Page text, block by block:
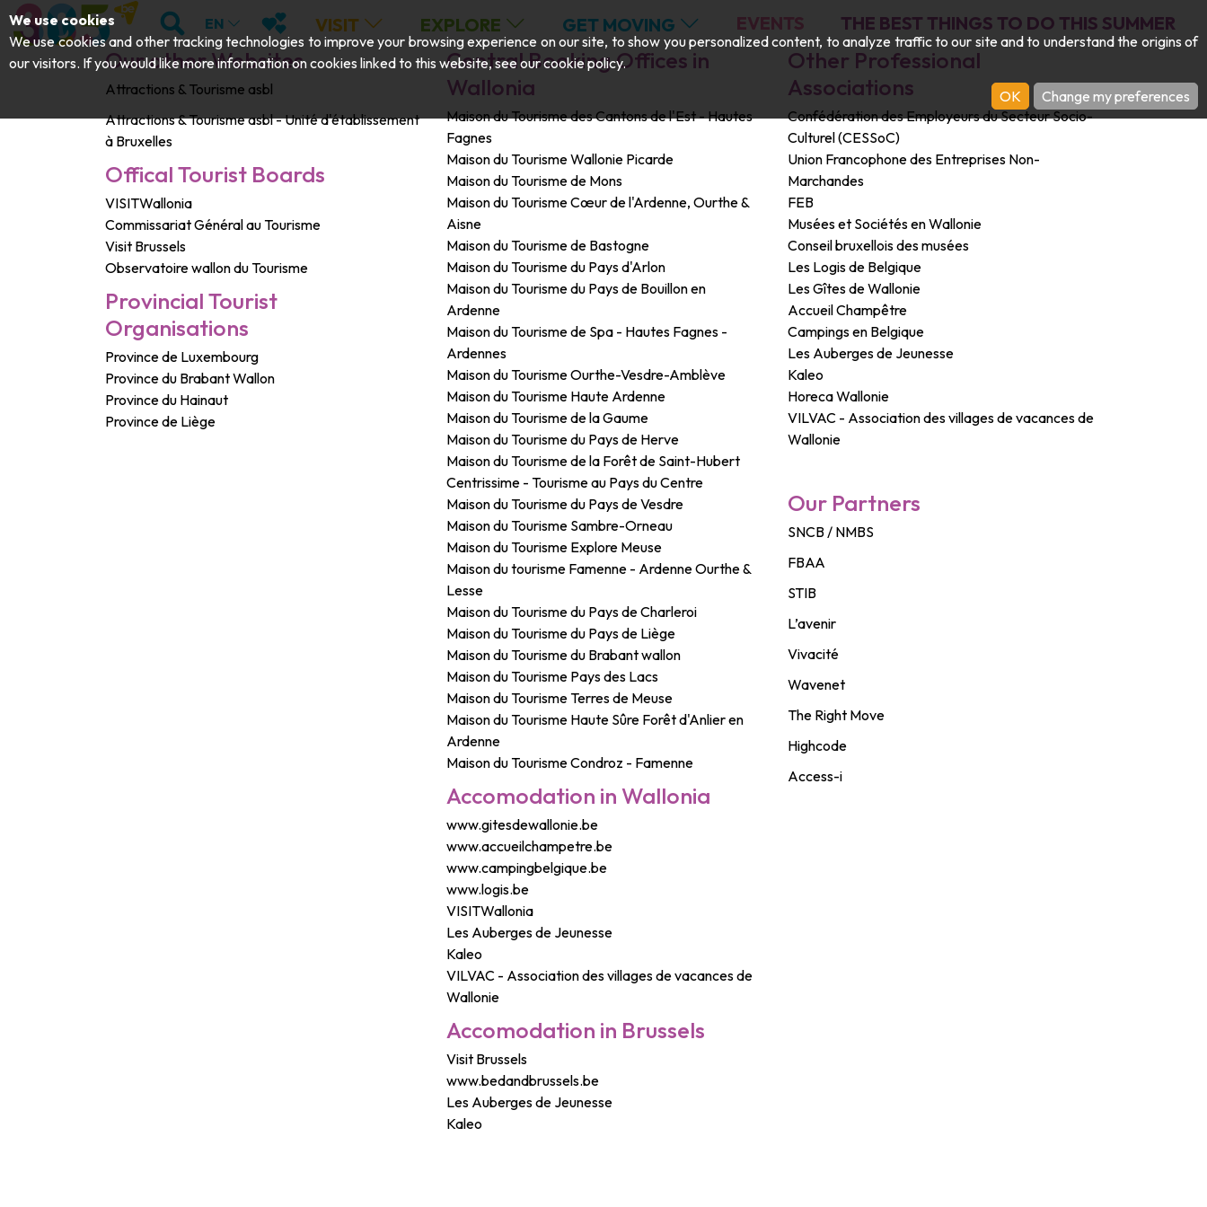
SEARCH
EN MY FAVOURITES
VISIT EXPLORE GET MOVING EVENTS THE BEST THINGS TO DO THIS SUMMER
Our other Websites
Attractions & Tourisme asbl
Attractions & Tourisme asbl - Unité d'établissement
à Bruxelles
Offical Tourist Boards
VISITWallonia
Commissariat Général au Tourisme
Visit Brussels
Observatoire wallon du Tourisme
Provincial Tourist
Organisations
Province de Luxembourg
Province du Brabant Wallon
Province du Hainaut
Province de Liège
Central Booking Offices in
Wallonia
Maison du Tourisme des Cantons de l'Est - Hautes
Fagnes
Maison du Tourisme Wallonie Picarde
Maison du Tourisme de Mons
Maison du Tourisme Cœur de l'Ardenne, Ourthe &
Aisne
Maison du Tourisme de Bastogne
Maison du Tourisme du Pays d'Arlon
Maison du Tourisme du Pays de Bouillon en
Ardenne
Maison du Tourisme de Spa - Hautes Fagnes -
Ardennes
Maison du Tourisme Ourthe-Vesdre-Amblève
Maison du Tourisme Haute Ardenne
Maison du Tourisme de la Gaume
Maison du Tourisme du Pays de Herve
Maison du Tourisme de la Forêt de Saint-Hubert
Centrissime - Tourisme au Pays du Centre
Maison du Tourisme du Pays de Vesdre
Maison du Tourisme Sambre-Orneau
Maison du Tourisme Explore Meuse
Maison du tourisme Famenne - Ardenne Ourthe &
Lesse
Maison du Tourisme du Pays de Charleroi
Maison du Tourisme du Pays de Liège
Maison du Tourisme du Brabant wallon
Maison du Tourisme Pays des Lacs
Maison du Tourisme Terres de Meuse
Maison du Tourisme Haute Sûre Forêt d'Anlier en
Ardenne
Maison du Tourisme Condroz - Famenne
Accomodation in Wallonia
www.gitesdewallonie.be
www.accueilchampetre.be
www.campingbelgique.be
www.logis.be
VISITWallonia
Les Auberges de Jeunesse
Kaleo
VILVAC - Association des villages de vacances de
Wallonie
Accomodation in Brussels
Visit Brussels
www.bedandbrussels.be
Les Auberges de Jeunesse
Kaleo
Other Professional
Associations
Confédération des Employeurs du Secteur Socio-
Culturel (CESSoC)
Union Francophone des Entreprises Non-
Marchandes
FEB
Musées et Sociétés en Wallonie
Conseil bruxellois des musées
Les Logis de Belgique
Les Gîtes de Wallonie
Accueil Champêtre
Campings en Belgique
Les Auberges de Jeunesse
Kaleo
Horeca Wallonie
VILVAC - Association des villages de vacances de
Wallonie
Our Partners
SNCB / NMBS
FBAA
STIB
L’avenir
Vivacité
Wavenet
The Right Move
Highcode
Access-i
We use cookies
We use cookies and other tracking technologies to improve your browsing experience on our site, to show you personalized content, to analyze traffic to our site and to understand the origins of
our visitors. If you would like more information on cookies linked to this website, see ourcookie policy.
OK
Change my preferences